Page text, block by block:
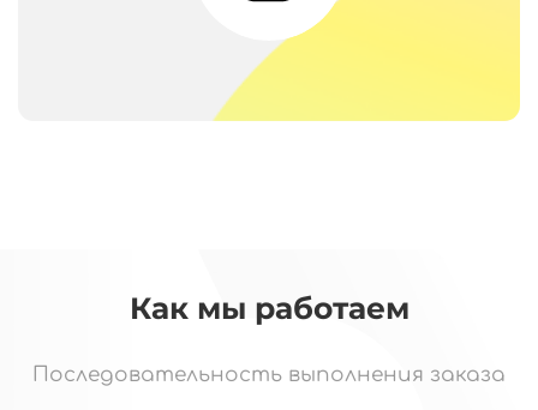
Как мы работаем
Последовательность выполнения заказа